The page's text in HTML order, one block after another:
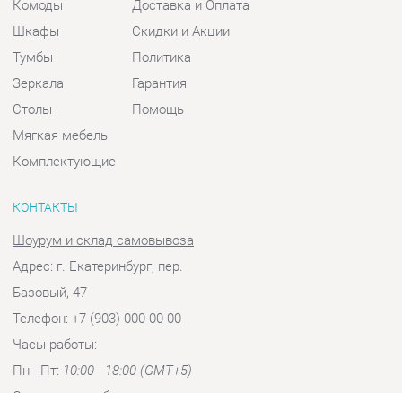
Зеркала
Столы
Мягкая мебель
Комплектующие
Гарантия
Помощь
КОНТАКТЫ
Шоурум и склад самовывоза
Базовый, 47
Телефон: +7 (903) 000-00-00
Часы работы:
Пн - Пт:10:00 - 18:00 (GMT+5)
Отправить сообщение
© 2009-2026 Спальни-Екатеринбург